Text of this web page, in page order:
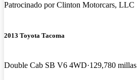
Patrocinado porClinton Motorcars, LLC
2013 Toyota Tacoma
Double Cab SB V6 4WD 129,780 millas